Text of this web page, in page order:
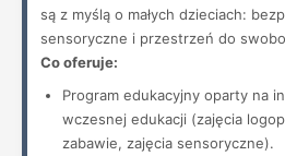
są z myślą o małych dzieciach:
sensoryczne i przestrzeń do
Co oferuje:
Program edukacyjny oparty na
wczesnej edukacji (zajęcia
zabawie, zajęcia sensoryczne).